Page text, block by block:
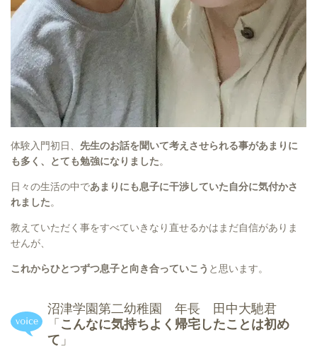
体験入門初日、 先生のお話を聞いて考えさせられる事があまりに
も多く、とても勉強になりました。
日々の生活の中であまりにも息子に干渉していた自分に気付かさ
れました。
教えていただく事をすべていきなり直せるかはまだ自信がありま
せんが、
これからひとつずつ息子と向き合っていこう と思います。
沼津学園第二幼稚園 年長 田中大馳君
「 こんなに気持ちよく帰宅したことは初め
て 」